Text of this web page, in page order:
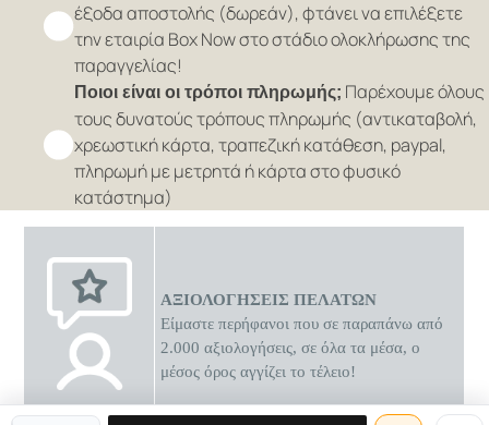
0 διαθέσιμες προσφορές
έξοδα αποστολής (δωρεάν), φτάνει να επιλέξετε
την εταιρία Box Now στο στάδιο ολοκλήρωσης της
παραγγελίας!
Ποιοι είναι οι τρόποι πληρωμής; Παρέχουμε όλους
τους δυνατούς τρόπους πληρωμής (αντικαταβολή,
χρεωστική κάρτα, τραπεζική κατάθεση, paypal,
πληρωμή με μετρητά ή κάρτα στο φυσικό
κατάστημα)
ΑΞΙΟΛΟΓΗΣΕΙΣ ΠΕΛΑΤΩΝ
Είμαστε περήφανοι που σε παραπάνω από
2.000 αξιολογήσεις, σε όλα τα μέσα, ο
μέσος όρος αγγίζει το τέλειο!